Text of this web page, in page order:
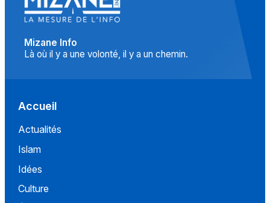
Mizane Info
Là où il y a une volonté, il y a un chemin.
Accueil
Actualités
Islam
Idées
Culture